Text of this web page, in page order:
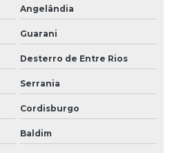
Angelândia
Guarani
Desterro de Entre Rios
Serrania
Cordisburgo
Baldim